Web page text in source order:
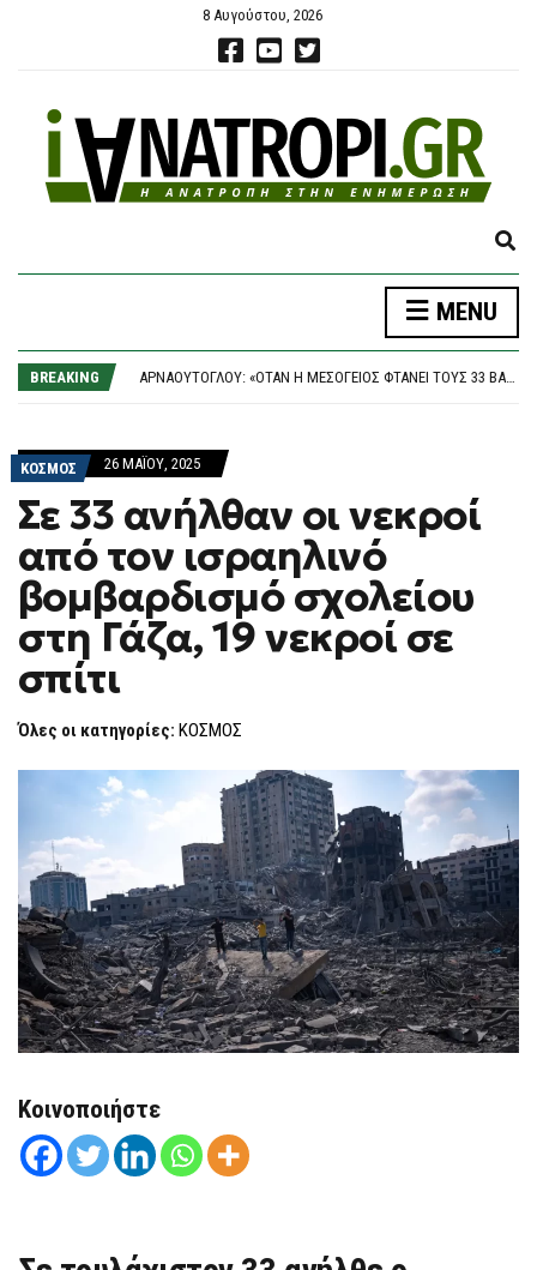
8 Αυγούστου, 2026
E
P
N
MENU
BREAKING
ΑΠΌΦΑΣΗ-ΒΌΜΒΑ ΓΙΑ ΤΑ «ΣΠΙΤΆΚΙΑ» ΑΝΑΚΎΚΛΩΣΗΣ: ΤΟ ΔΗΜΌΣΙΟ ΖΗΤΆ ΠΊΣΩ 18,1 ΕΚΑΤ. ΕΥΡΏ ΑΠΌ ΤΟΝ ΕΔΣΝΑ
ΑΡΝΑΟΎΤΟΓΛΟΥ: «ΌΤΑΝ Η ΜΕΣΌΓΕΙΟΣ ΦΤΆΝΕΙ ΤΟΥΣ 33 ΒΑΘΜΟΎΣ, ΤΙ ΣΗΜΑΊΝΕΙ ΠΡΑΓΜΑΤΙΚΆ;»
ΤΣΟΥΚΑΛΆΣ: «ΟΙ ΣΚΙΈΣ ΣΤΙΣ ΥΠΟΚΛΟΠΈΣ ΠΑΡΑΜΈΝΟΥΝ»
ΚΟΣΜΟΣ 26 ΜΑΪ́ΟΥ, 2025
Σε 33 ανήλθαν οι νεκροί
από τον ισραηλινό
βομβαρδισμό σχολείου
στη Γάζα, 19 νεκροί σε
σπίτι
Όλες οι κατηγορίες: ΚΟΣΜΟΣ
Κοινοποιήστε